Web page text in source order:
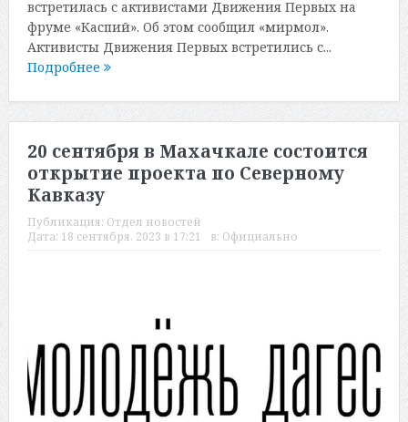
встретилась с активистами Движения Первых на
фруме «Каспий». Об этом сообщил «мирмол».
Активисты Движения Первых встретились с...
Подробнее
20 сентября в Махачкале состоится
открытие проекта по Северному
Кавказу
Публикация: Отдел новостей
Дата: 18 сентября, 2023 в 17:21 в: Официально